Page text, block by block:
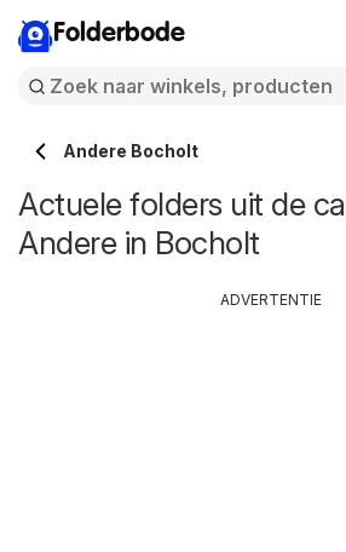
Folderbode
Andere Bocholt
Actuele folders uit de
Andere in Bocholt
ADVERTENTIE